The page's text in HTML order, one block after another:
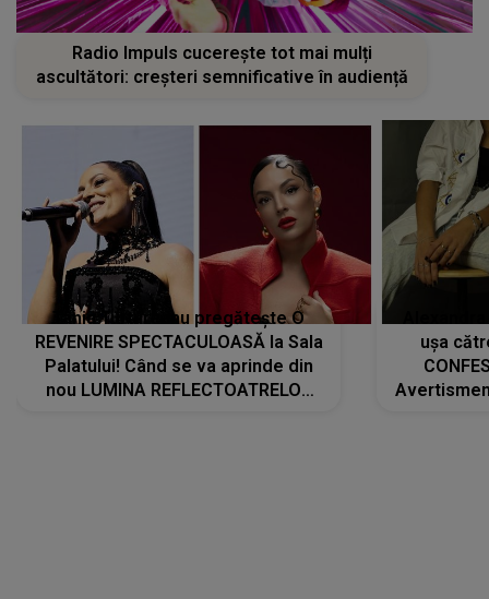
Radio Impuls cucerește tot mai mulți
ascultători: creșteri semnificative în audiență
Tania Turtureanu pregătește O
REVENIRE SPECTACULOASĂ la Sala
Palatului! Când se va aprinde din
nou LUMINA REFLECTOATRELOR
ușa